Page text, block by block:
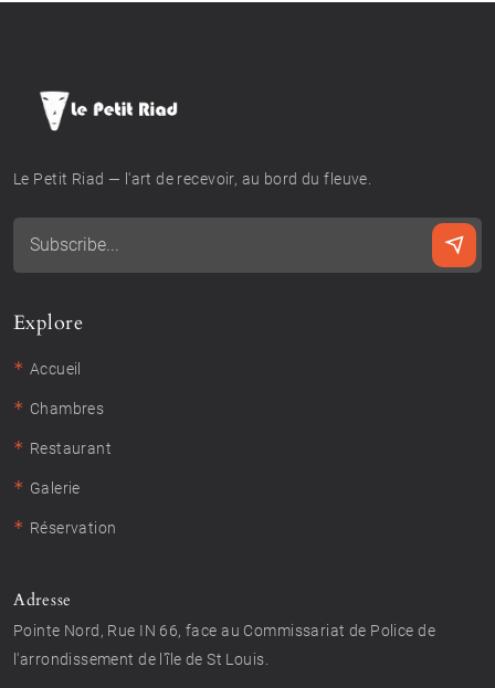
Explore
* Accueil
* Chambres
* Restaurant
* Galerie
* Réservation
Le Petit Riad — l'art de recevoir, au bord du fleuve.
Adresse
Pointe Nord, Rue IN 66, face au Commissariat de Police de
l'arrondissement de l'île de St Louis.